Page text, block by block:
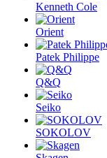
Kenneth Cole
Orient
Patek Philippe
Q&Q
Seiko
SOKOLOV